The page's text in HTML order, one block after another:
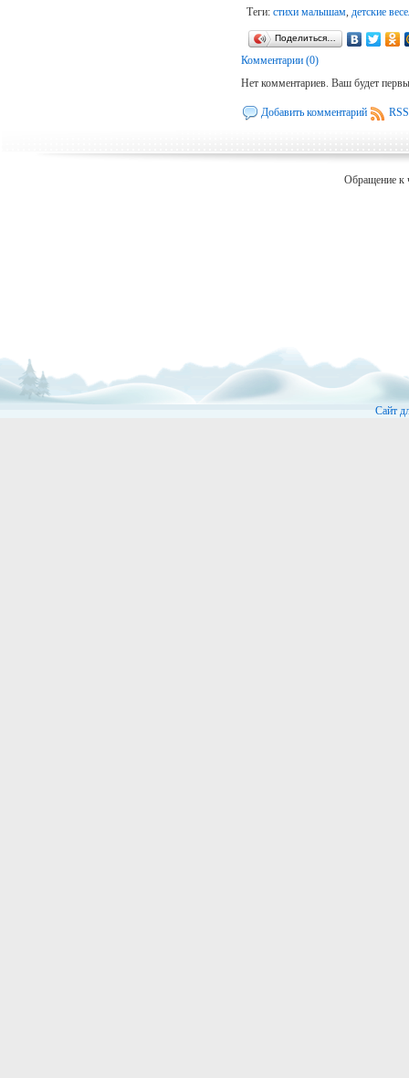
Теги: стихи малышам, детские
Поделиться…
Комментарии (0)
Нет комментариев. Ваш будет
Добавить комментарий
Обращение к
Сайт